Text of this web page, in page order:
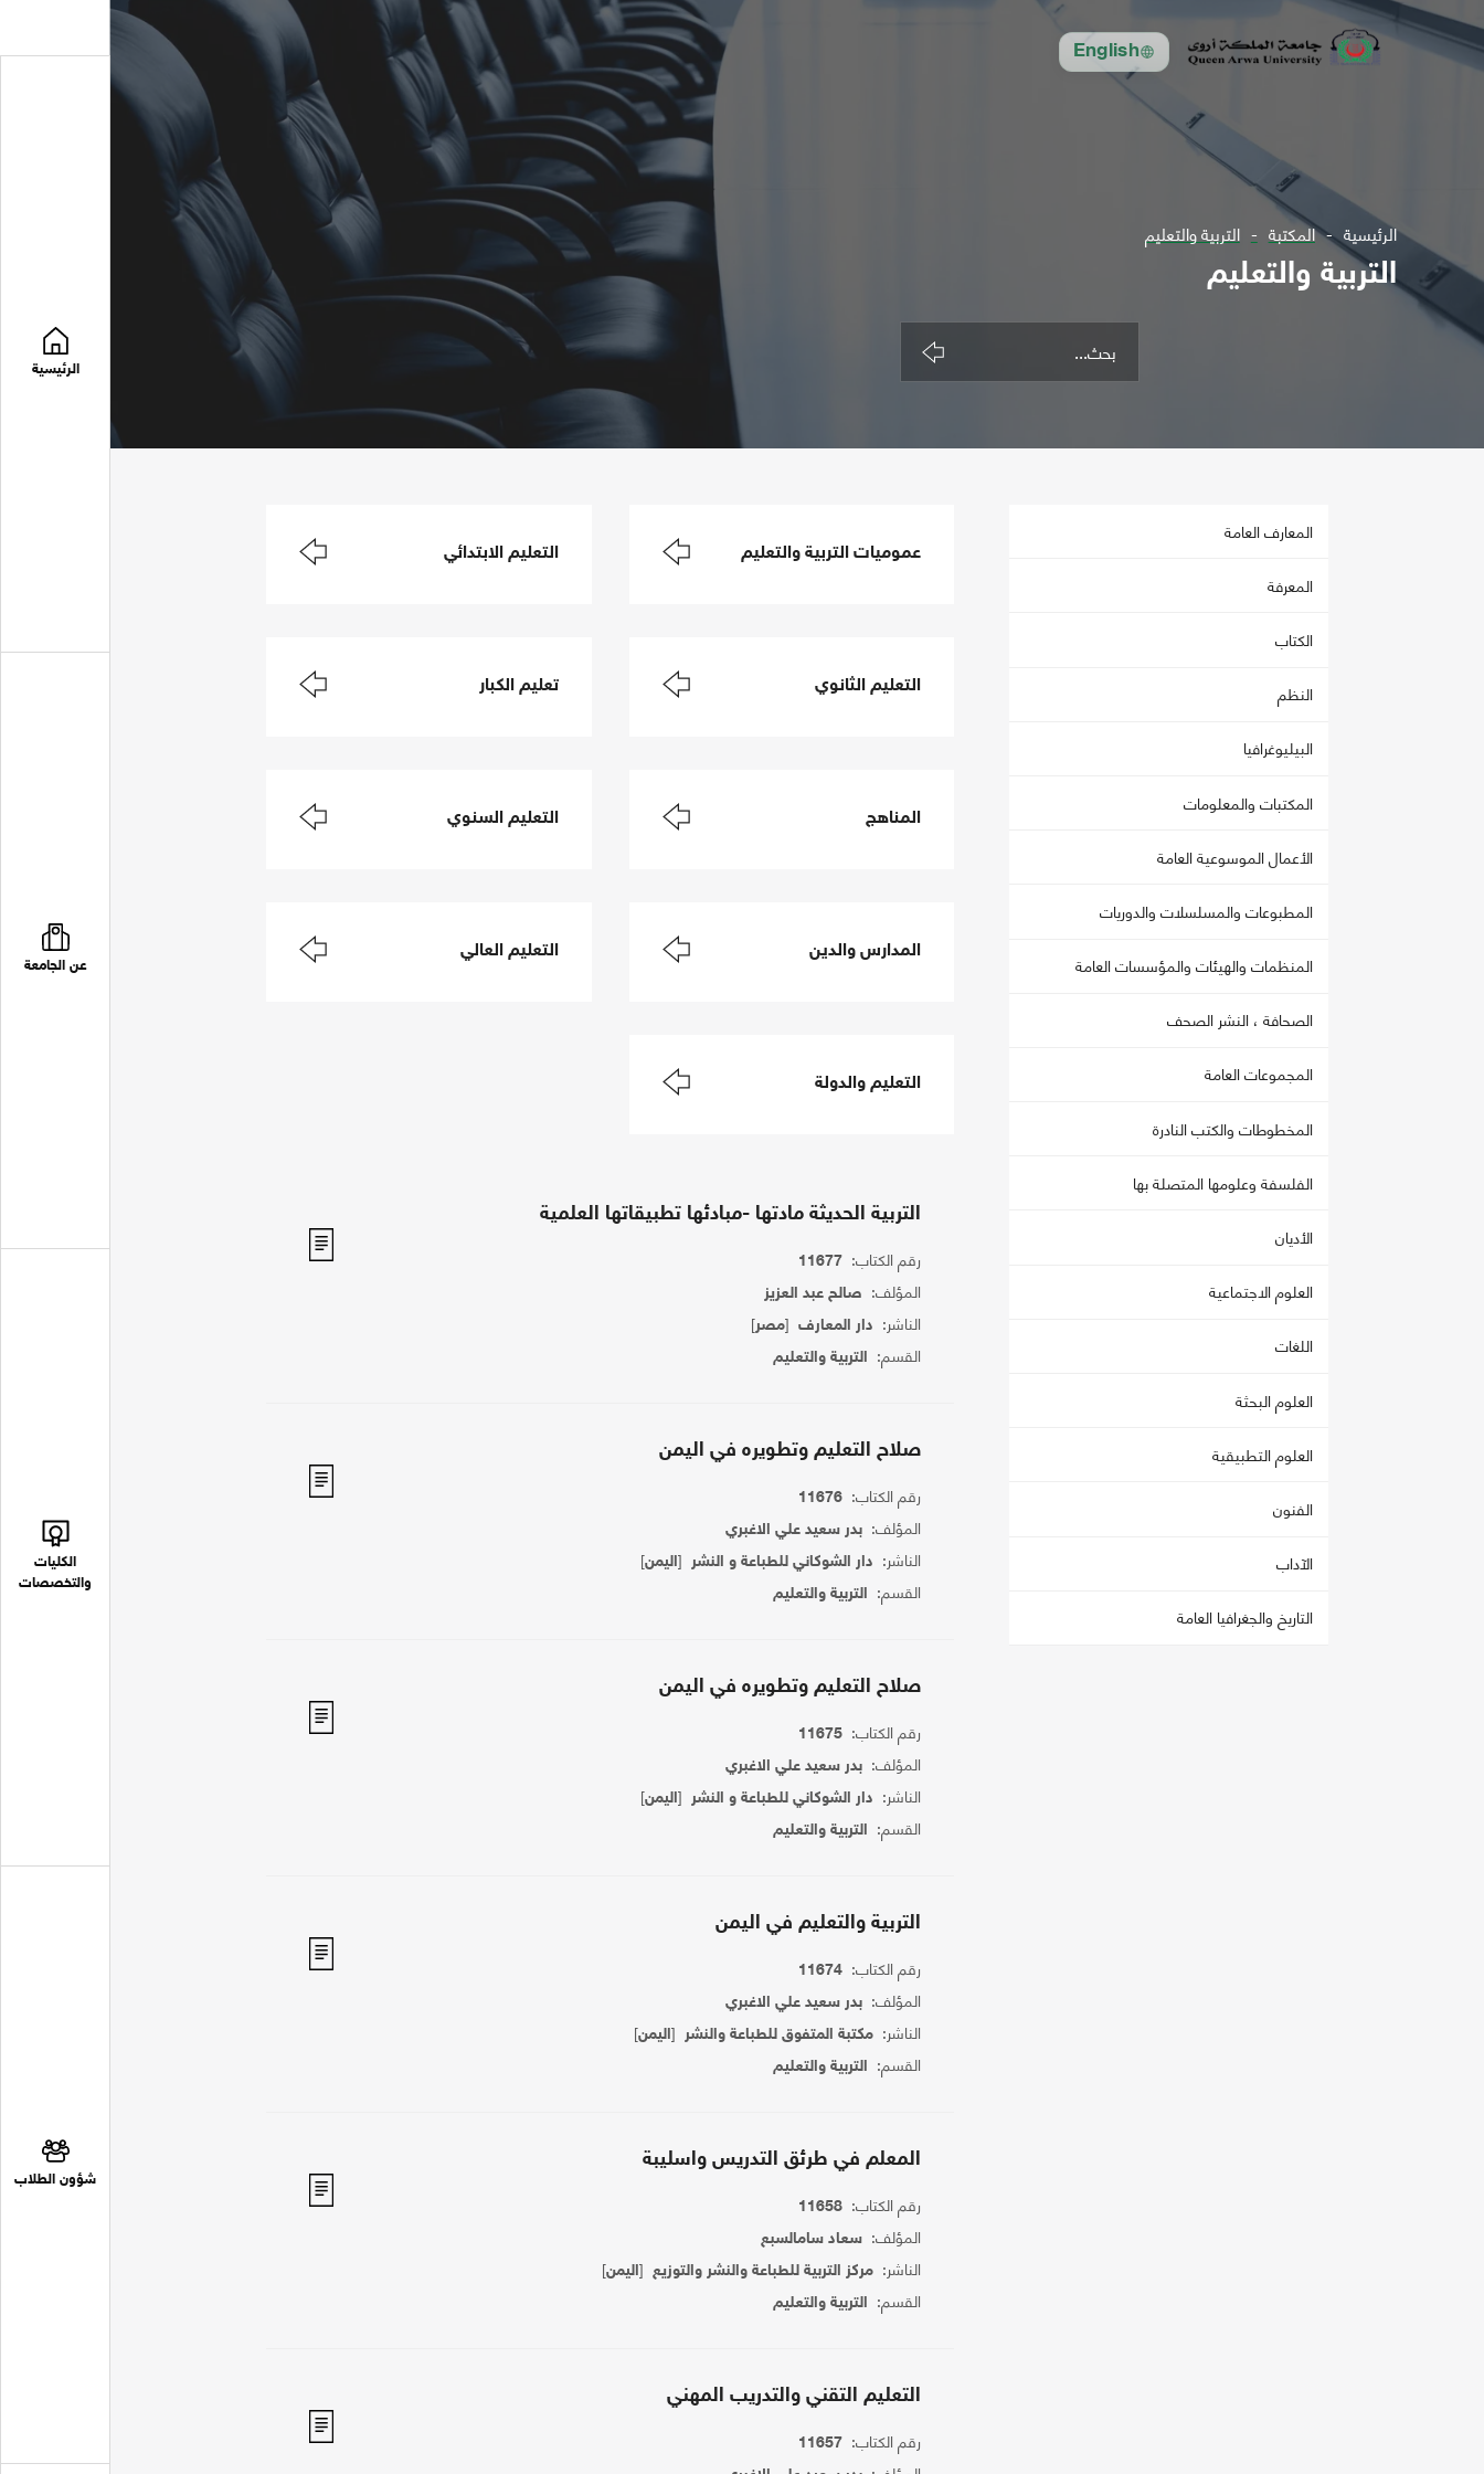
English
الرئيسية
عن الجامعة
الكليات
والتخصصات
شؤون الطلاب
الرئيسية المكتبة التربية والتعليم
التربية والتعليم
المعارف العامة
المعرفة
الكتاب
النظم
البيليوغرافيا
المكتبات والمعلومات
الأعمال الموسوعية العامة
المطبوعات والمسلسلات والدوريات
المنظمات والهيئات والمؤسسات العامة
الصحافة ، النشر الصحف
المجموعات العامة
المخطوطات والكتب النادرة
الفلسفة وعلومها المتصلة بها
الأديان
العلوم الاجتماعية
اللغات
العلوم البحثة
العلوم التطبيقية
الفنون
الآداب
التاريخ والجغرافيا العامة
عموميات التربية والتعليم التعليم الابتدائي
التعليم الثانوي تعليم الكبار
المناهج التعليم السنوي
المدارس والدين التعليم العالي
التعليم والدولة
التربية الحديثة مادتها -مبادئها تطبيقاتها العلمية
رقم الكتاب: 11677
المؤلف: صالح عبد العزيز
الناشر: دار المعارف[مصر]
القسم: التربية والتعليم
صلاح التعليم وتطويره في اليمن
رقم الكتاب: 11676
المؤلف: بدر سعيد علي الاغبري
الناشر: دار الشوكاني للطباعة و النشر [اليمن]
القسم: التربية والتعليم
صلاح التعليم وتطويره في اليمن
رقم الكتاب: 11675
المؤلف: بدر سعيد علي الاغبري
الناشر: دار الشوكاني للطباعة و النشر [اليمن]
القسم: التربية والتعليم
التربية والتعليم في اليمن
رقم الكتاب: 11674
المؤلف: بدر سعيد علي الاغبري
الناشر: مكتبة المتفوق للطباعة والنشر [اليمن]
القسم: التربية والتعليم
المعلم في طرئق التدريس واسليبة
رقم الكتاب: 11658
المؤلف: سعاد سامالسبع
الناشر: مركز التربية للطباعة والنشر والتوزيع[اليمن]
القسم: التربية والتعليم
التعليم التقني والتدريب المهني
رقم الكتاب: 11657